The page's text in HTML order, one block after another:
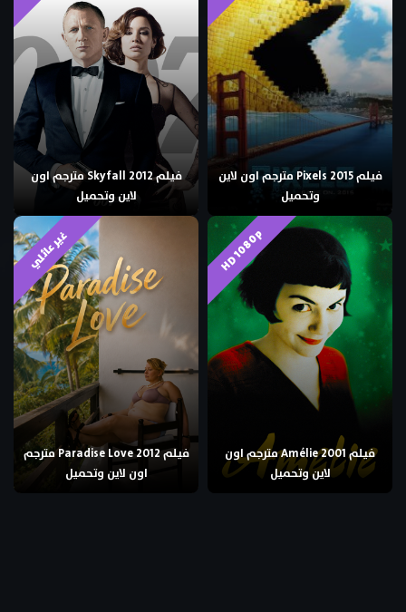
فيلم Pixels 2015 مترجم اون لاين
وتحميل
فيلم Skyfall 2012 مترجم اون
لاين وتحميل
HD 1080p
فيلم Amélie 2001 مترجم اون
لاين وتحميل
غير عائلي
فيلم Paradise Love 2012 مترجم
اون لاين وتحميل